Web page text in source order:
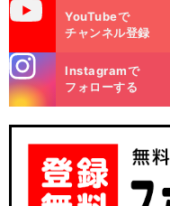
YouTubeで
チャンネル登録
m
Instagramで
フォローする